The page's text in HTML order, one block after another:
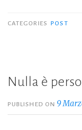
CATEGORIES POST
Nulla è
PUBLISHED ON 9